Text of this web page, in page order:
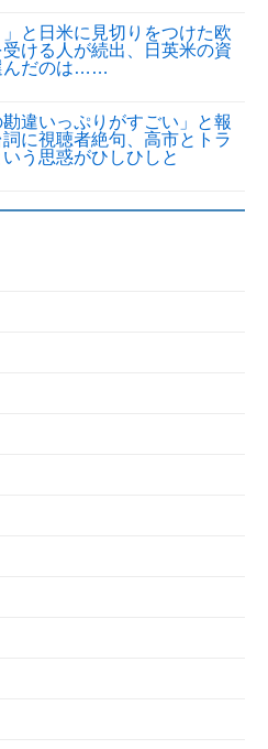
」と日米に見切りをつけた欧
ける人が続出、日英米の資
んだのは……
違いっぷりがすごい」と報
に視聴者絶句、高市とトラ
う思惑がひしひしと